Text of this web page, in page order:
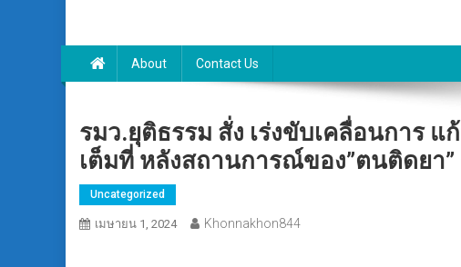
About Contact Us
รมว.ยุติธรรม สั่ง เร่งขับเคลื่อนการ
เต็มที่ หลังสถานการณ์ของ”ตนติดยา
Uncategorized
เมษายน 1, 2024 Khonnakhon844